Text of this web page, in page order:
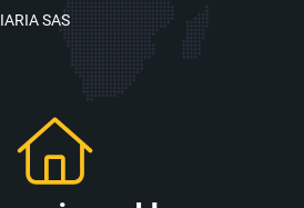
SAS